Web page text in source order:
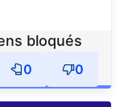
bloqués
0 0